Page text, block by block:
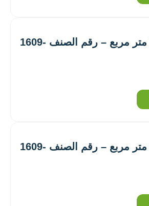
ورق جدران 16 متر مربع – رقم الصنف ‎1609-
ورق جدران 16 متر مربع – رقم الصنف ‎1609-